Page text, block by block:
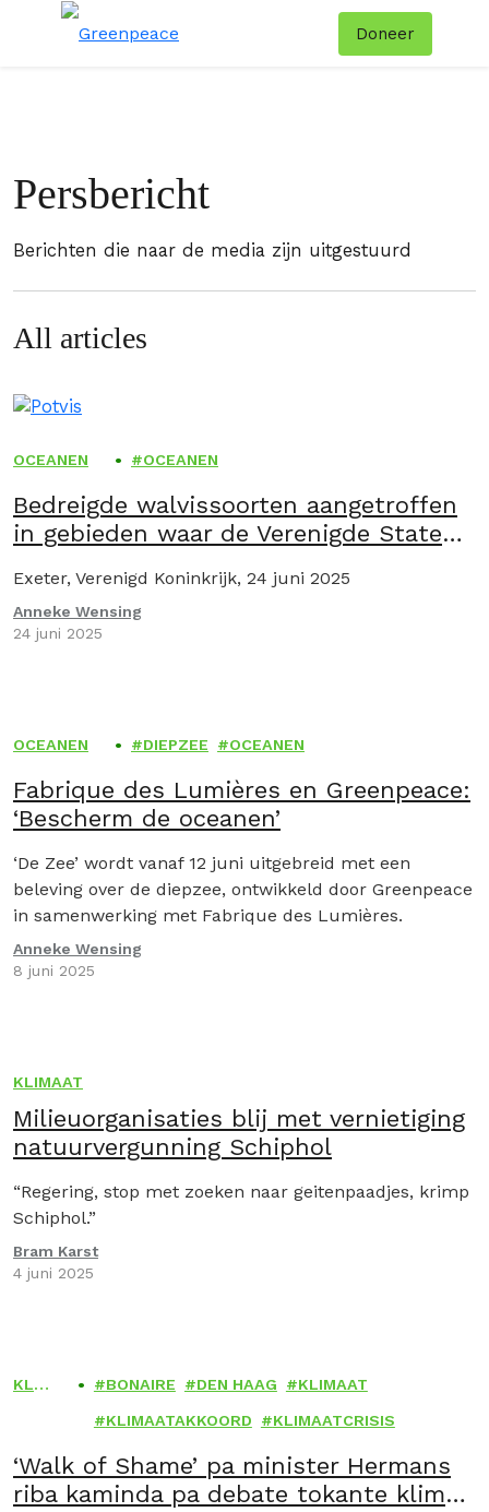
Doneer
Persbericht
Berichten die naar de media zijn uitgestuurd
All articles
OCEANEN OCEANEN
Bedreigde walvissoorten aangetroffen
in gebieden waar de Verenigde Staten
waarschuwen wetenschappers
Exeter, Verenigd Koninkrijk, 24 juni 2025
Anneke Wensing
24 juni 2025
OCEANEN DIEPZEE OCEANEN
Fabrique des Lumières en Greenpeace:
‘Bescherm de oceanen’
‘De Zee’ wordt vanaf 12 juni uitgebreid met een
beleving over de diepzee, ontwikkeld door Greenpeace
in samenwerking met Fabrique des Lumières.
Anneke Wensing
8 juni 2025
KLIMAAT
Milieuorganisaties blij met vernietiging
natuurvergunning Schiphol
“Regering, stop met zoeken naar geitenpaadjes, krimp
Schiphol.”
Bram Karst
4 juni 2025
KLI
BONAIRE DEN HAAG KLIMAAT
KLIMAATAKKOORD KLIMAATCRISIS
‘Walk of Shame’ pa minister Hermans
riba kaminda pa debate tokante klima